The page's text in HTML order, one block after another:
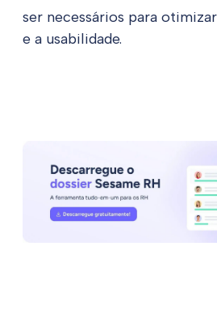
ser necessários para
e a usabilidade.